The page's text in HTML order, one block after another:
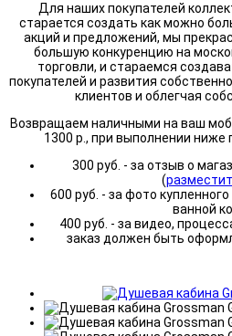
Для наших покупателей
старается создать как можно
акций и предложений, мы
большую конкуренцию на
торговли, и стараемся
покупателей и развития
клиентов и облегчая
Возвращаем наличными на ваш
1300 р., при выполнении ниже
300 руб. - за отзыв о
(
600 руб. - за фото
ванной
400 руб. - за видео,
заказ должен быть